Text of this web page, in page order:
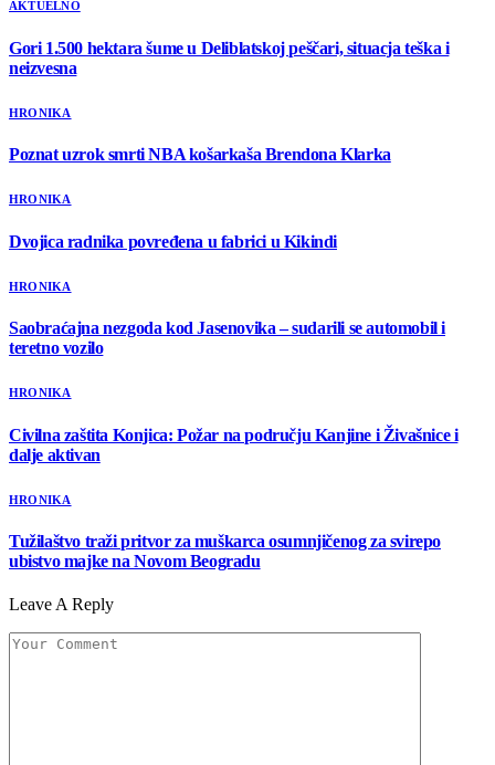
AKTUELNO
Gori 1.500 hektara šume u Deliblatskoj peščari, situacja teška i
neizvesna
HRONIKA
Poznat uzrok smrti NBA košarkaša Brendona Klarka
HRONIKA
Dvojica radnika povređena u fabrici u Kikindi
HRONIKA
Saobraćajna nezgoda kod Jasenovika – sudarili se automobil i
teretno vozilo
HRONIKA
Civilna zaštita Konjica: Požar na području Kanjine i Živašnice i
dalje aktivan
HRONIKA
Tužilaštvo traži pritvor za muškarca osumnjičenog za svirepo
ubistvo majke na Novom Beogradu
Leave A Reply